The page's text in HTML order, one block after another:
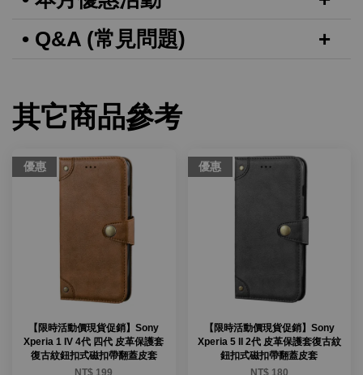
• Q&A (常見問題)
其它商品參考
優惠
【限時活動價現貨促銷】Sony
Xperia 1 IV 4代 四代 皮革保護套
復古紋鈕扣式磁扣帶翻蓋皮套
NT$ 199
優惠
【限時活動價現貨促銷】Sony
Xperia 5 II 2代 皮革保護套復古紋
鈕扣式磁扣帶翻蓋皮套
NT$ 180